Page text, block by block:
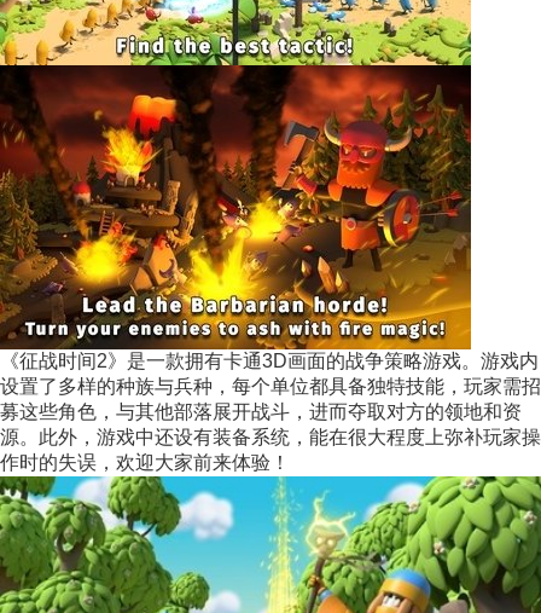
《征战时间2》是一款拥有卡通3D画面的战争策略游戏。游戏内
设置了多样的种族与兵种，每个单位都具备独特技能，玩家需招
募这些角色，与其他部落展开战斗，进而夺取对方的领地和资
源。此外，游戏中还设有装备系统，能在很大程度上弥补玩家操
作时的失误，欢迎大家前来体验！